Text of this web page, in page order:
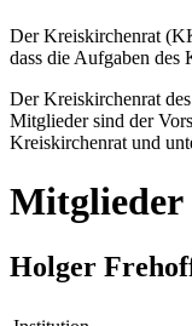
Der Kreiskirchenrat
dass die Aufgaben
Der Kreiskirchenrat
Mitglieder sind der
Kreiskirchenrat und
Holger